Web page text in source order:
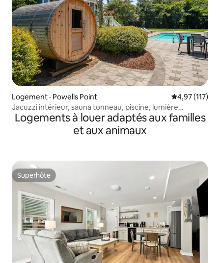
Logement · Powells Point Note
4,97 (117)
Jacuzzi intérieur, sauna tonneau, piscine, lumière
naturelle !
Logements à louer adaptés aux familles
et aux animaux
Superhôte
Superhôte